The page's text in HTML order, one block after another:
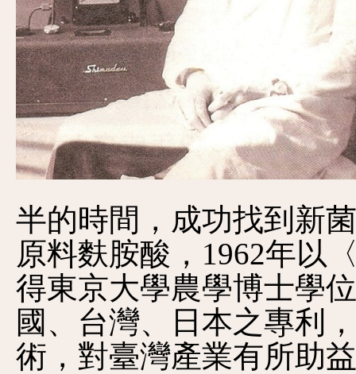
半的時間，成功找到新
原料麩胺酸，1962年以
得東京大學農學博士學
國、台灣、日本之專利
術，對臺灣產業有所助